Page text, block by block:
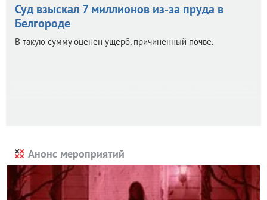
Суд взыскал 7 миллионов из-за пруда в
Белгороде
В такую сумму оценен ущерб, причиненный почве.
Анонс мероприятий